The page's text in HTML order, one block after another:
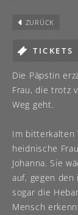
ZURÜCK
TICKETS
Die Päpstin
Frau, die trotz
Weg geht.
Im bitterkalten
heidnische
Johanna. Sie
auf, gegen den
sogar die
Mensch